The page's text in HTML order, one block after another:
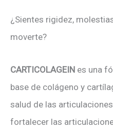
¿Sientes rigidez,
moverte?
CARTICOLAGEIN es una
base de colágeno y
salud de las
fortalecer las